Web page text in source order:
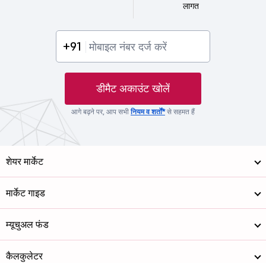
लागत
+91
डीमैट अकाउंट खोलें
आगे बढ़ने पर, आप सभीनियम व शर्तों*से सहमत हैं
शेयर मार्केट
मार्केट गाइड
म्यूचुअल फंड
कैलकुलेटर